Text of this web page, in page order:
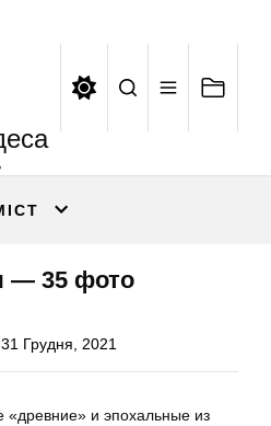
— 35 фото
31 Грудня, 2021
«древние» и эпохальные из